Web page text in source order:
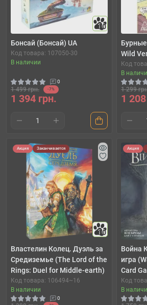
10
Бонсай (Бонсай) UA
Код товара: 107050-30
В наличии
0
1 499 грн. -7%
1 394 грн.
Wild
Код
В
1 299
1
Акция Заканчивается
10
Властелин Колец. Дуэль за
Средиземье (The Lord of the
Rings: Duel for Middle-earth)
Код товара: 106494~16
В наличии
0
Акция
Война
игра
Card
Код
В